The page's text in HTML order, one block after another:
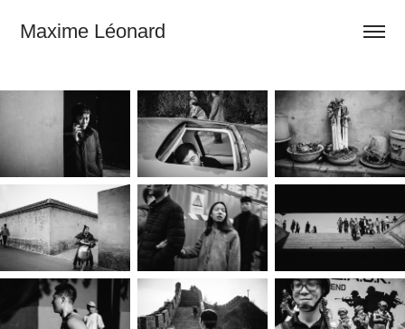
Maxime Léonard